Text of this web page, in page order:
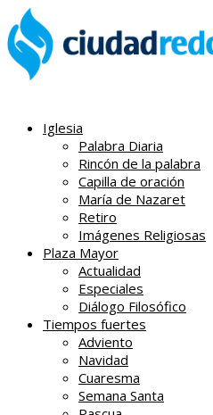
Iglesia
Palabra Diaria
Rincón de la palabra
Capilla de oración
María de Nazaret
Retiro
Imágenes Religiosas
Plaza Mayor
Actualidad
Especiales
Diálogo Filosófico
Tiempos fuertes
Adviento
Navidad
Cuaresma
Semana Santa